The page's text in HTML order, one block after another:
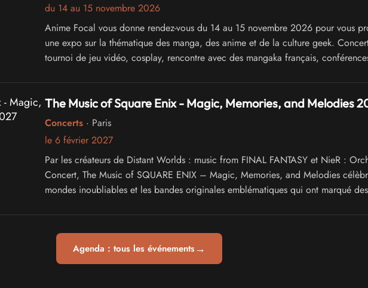
du 14 au 15 novembre 2026
Anime Focal vous donne rendez-vous du 14 au 15 novembre 2026 pour vous
une expo sur la thématique des manga, des anime et de la culture geek.
tournoi de jeu vidéo, cosplay, rencontre avec des mangaka français,
The Music of Square Enix - Magic, Memories, and Melodies
Concerts· Paris
le 6 février 2027
Par les créateurs de Distant Worlds : music from FINAL FANTASY et NieR :
Concert, The Music of SQUARE ENIX – Magic, Memories, and Melodies
mondes inoubliables et les bandes originales emblématiques qui ont marqué des
Agenda : tous les événements→